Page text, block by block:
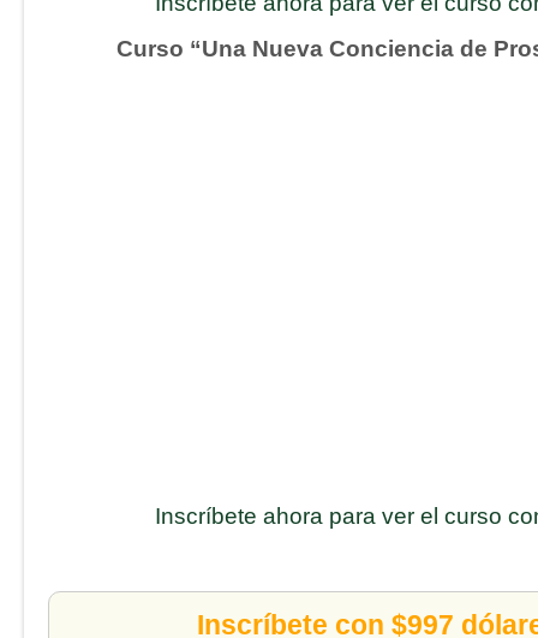
Curso “Una Nueva Conciencia de
Inscríbete ahora para ver el curso
Inscríbete con $997